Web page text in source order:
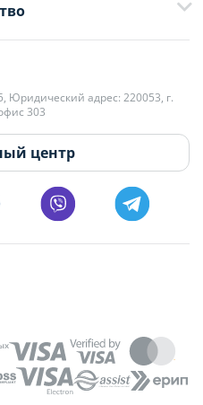
письма в будние дни с 9:00 до
с 8:00 до 20:00.
адрес: 220053, г.
303
центр